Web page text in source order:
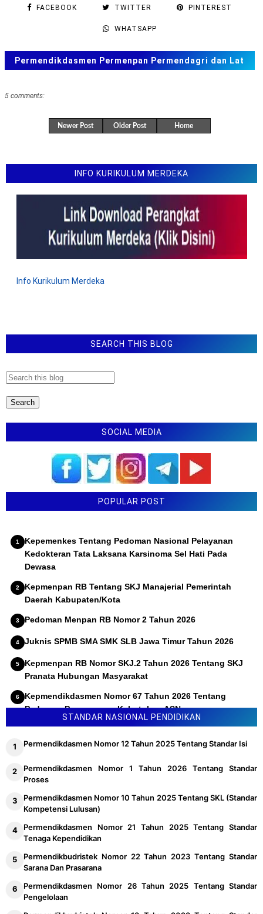
FACEBOOK TWITTER PINTEREST
WHATSAPP
Permendikdasmen Permenpan Permendagri dan Lat
5 comments:
Newer Post Older Post Home
INFO KURIKULUM MERDEKA
Info Kurikulum Merdeka
SEARCH THIS BLOG
SOCIAL MEDIA
POPULAR POST
Kepemenkes Tentang Pedoman Nasional Pelayanan
Kedokteran Tata Laksana Karsinoma Sel Hati Pada
Dewasa
Kepmenpan RB Tentang SKJ Manajerial Pemerintah
Daerah Kabupaten/Kota
Pedoman Menpan RB Nomor 2 Tahun 2026
Juknis SPMB SMA SMK SLB Jawa Timur Tahun 2026
Kepmenpan RB Nomor SKJ.2 Tahun 2026 Tentang SKJ
Pranata Hubungan Masyarakat
Kepmendikdasmen Nomor 67 Tahun 2026 Tentang
Pedoman Penyusunan Kebutuhan ASN
STANDAR NASIONAL PENDIDIKAN
Permendikdasmen Nomor 12 Tahun 2025 Tentang Standar Isi
Permendikdasmen Nomor 1 Tahun 2026 Tentang Standar
Proses
Permendikdasmen Nomor 10 Tahun 2025 Tentang SKL (Standar
Kompetensi Lulusan)
Permendikdasmen Nomor 21 Tahun 2025 Tentang Standar
Tenaga Kependidikan
Permendikbudristek Nomor 22 Tahun 2023 Tentang Standar
Sarana Dan Prasarana
Permendikdasmen Nomor 26 Tahun 2025 Tentang Standar
Pengelolaan